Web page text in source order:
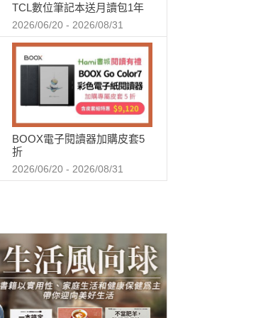
TCL數位筆記本送月讀包1年
2026/06/20 - 2026/08/31
BOOX電子閱讀器加購皮套5
折
2026/06/20 - 2026/08/31